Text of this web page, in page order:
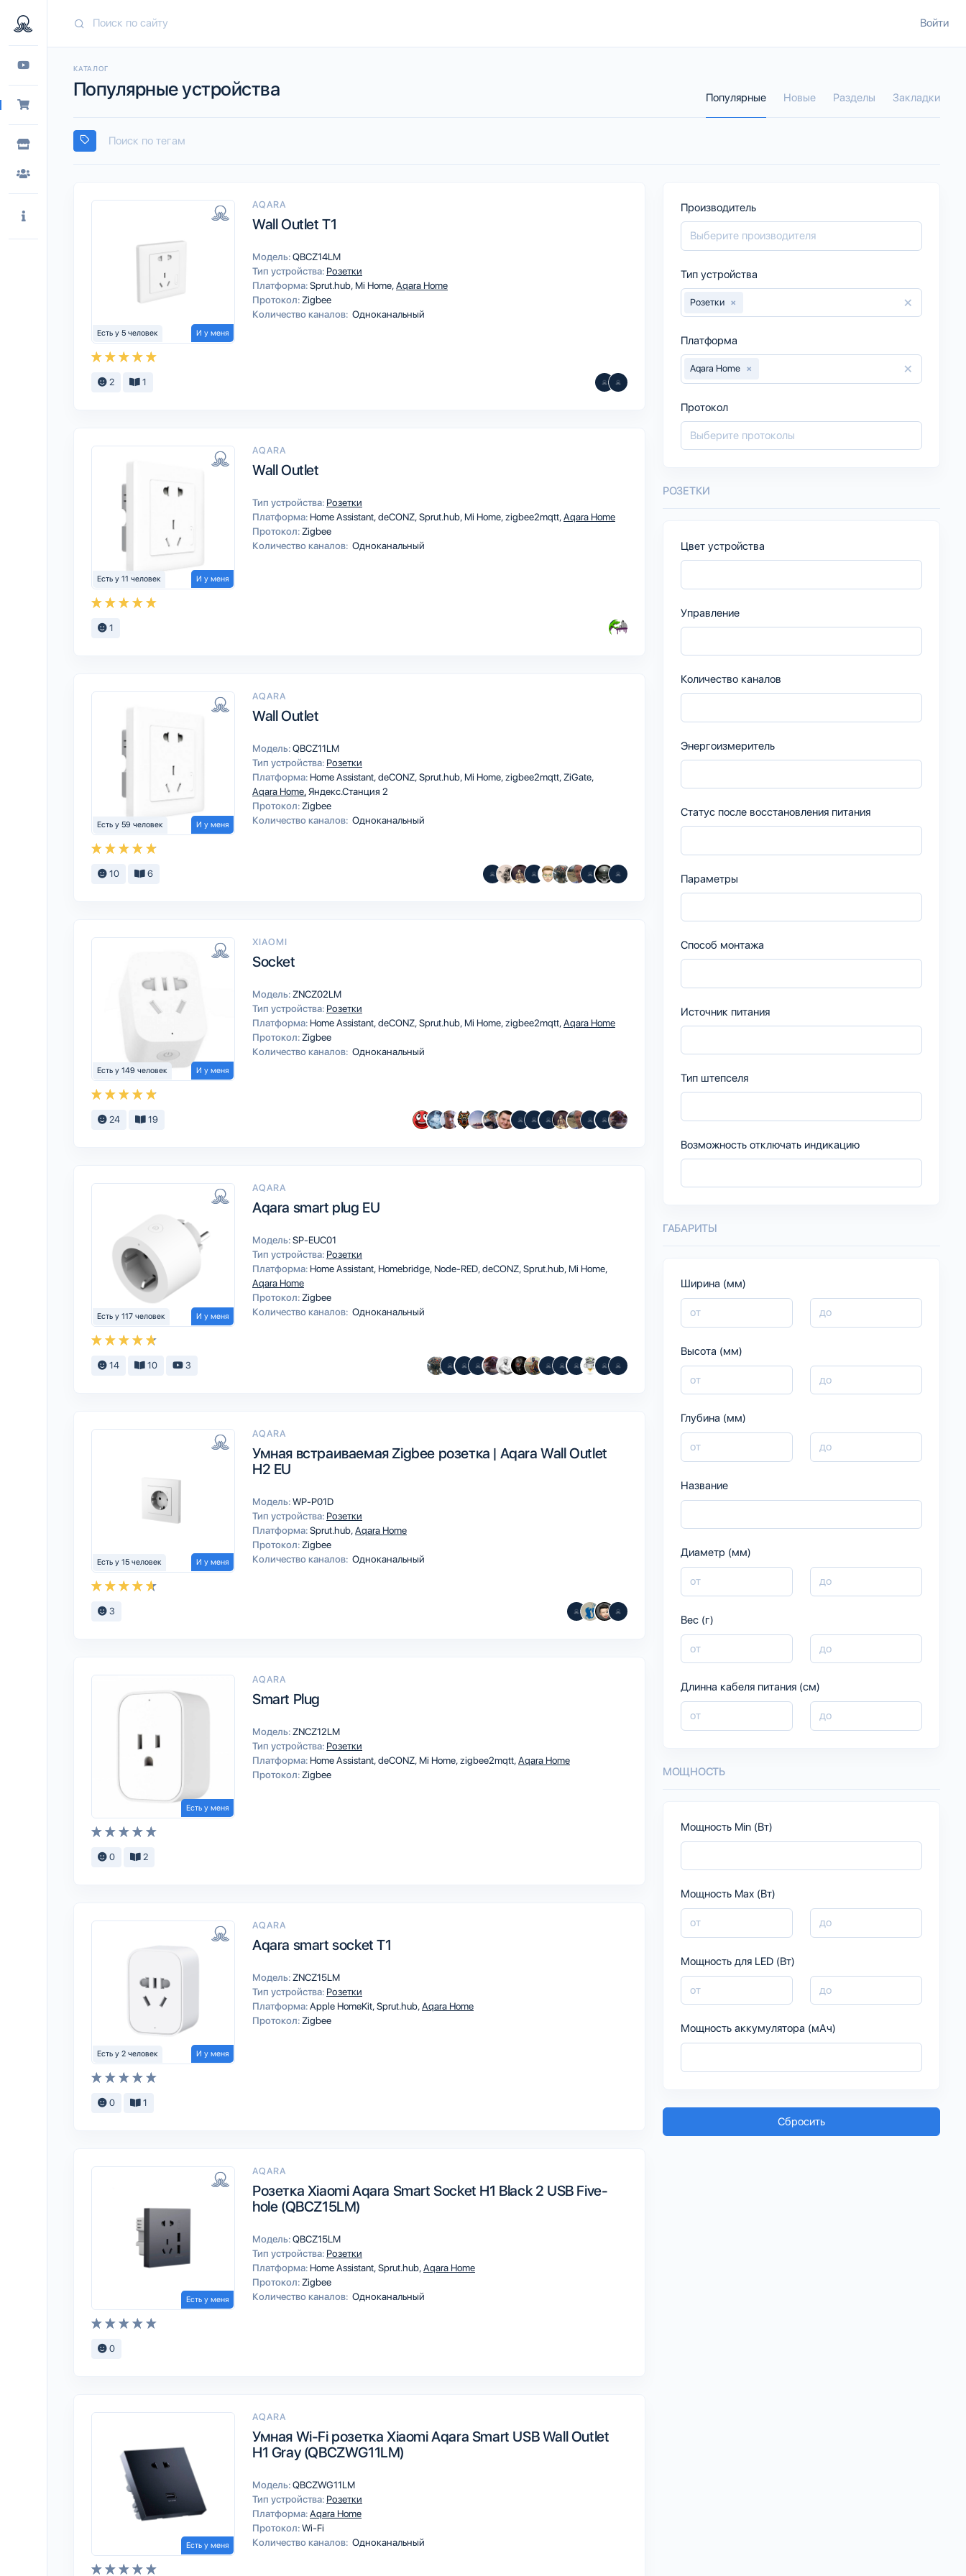
Войти
КАТАЛОГ
Популярные устройства Популярные Новые Разделы Закладки
Есть у 5 человек И у меня
AQARA
Wall Outlet T1
Модель:QBCZ14LM
Тип устройства: Розетки
Платформа:Sprut.hub Mi HomeAqara Home
Протокол: Zigbee
Количество каналов: Одноканальный
2 1
Есть у 11 человек И у меня
AQARA
Wall Outlet
Тип устройства: Розетки
Платформа: Home AssistantdeCONZSprut.hub Mi Homezigbee2mqttAqara Home
Протокол: Zigbee
Количество каналов: Одноканальный
1
Есть у 59 человек И у меня
AQARA
Wall Outlet
Модель:QBCZ11LM
Тип устройства: Розетки
Платформа: Home AssistantdeCONZSprut.hub Mi Homezigbee2mqtt ZiGate
Aqara HomeЯндекс.Станция 2
Протокол: Zigbee
Количество каналов: Одноканальный
10 6
Есть у 149 человек И у меня
XIAOMI
Socket
Модель: ZNCZ02LM
Тип устройства: Розетки
Платформа: Home AssistantdeCONZSprut.hub Mi Homezigbee2mqttAqara Home
Протокол: Zigbee
Количество каналов: Одноканальный
24 19
Есть у 117 человек И у меня
AQARA
Aqara smart plug EU
Модель:SP-EUC01
Тип устройства: Розетки
Платформа: Home Assistant Homebridge Node-REDdeCONZSprut.hub Mi Home
Aqara Home
Протокол: Zigbee
Количество каналов: Одноканальный
14 10 3
Есть у 15 человек И у меня
AQARA
Умная встраиваемая Zigbee розетка | Aqara Wall Outlet
H2 EU
Модель:WP-P01D
Тип устройства: Розетки
Платформа:Sprut.hubAqara Home
Протокол: Zigbee
Количество каналов: Одноканальный
3
Есть у меня
AQARA
Smart Plug
Модель: ZNCZ12LM
Тип устройства: Розетки
Платформа: Home AssistantdeCONZ Mi Homezigbee2mqttAqara Home
Протокол: Zigbee
0 2
Есть у 2 человек И у меня
AQARA
Aqara smart socket T1
Модель: ZNCZ15LM
Тип устройства: Розетки
Платформа:Apple HomeKitSprut.hubAqara Home
Протокол: Zigbee
0 1
Есть у меня
AQARA
Розетка Xiaomi Aqara Smart Socket H1 Black 2 USB Five-
hole (QBCZ15LM)
Модель:QBCZ15LM
Тип устройства: Розетки
Платформа: Home AssistantSprut.hubAqara Home
Протокол: Zigbee
Количество каналов: Одноканальный
0
Есть у меня
AQARA
Умная Wi-Fi розетка Xiaomi Aqara Smart USB Wall Outlet
H1 Gray (QBCZWG11LM)
Модель:QBCZWG11LM
Тип устройства: Розетки
Платформа:Aqara Home
Протокол:Wi-Fi
Количество каналов: Одноканальный
Производитель
Тип устройства
×
×
Розетки
Платформа
×
×
Aqara Home
Протокол
РОЗЕТКИ
Цвет устройства
Управление
Количество каналов
Энергоизмеритель
Статус после восстановления питания
Параметры
Способ монтажа
Источник питания
Тип штепселя
Возможность отключать индикацию
ГАБАРИТЫ
Ширина (мм)
Высота (мм)
Глубина (мм)
Название
Диаметр (мм)
Вес (г)
Длинна кабеля питания (см)
МОЩНОСТЬ
Мощность Min (Вт)
Мощность Max (Вт)
Мощность для LED (Вт)
Мощность аккумулятора (мАч)
Сбросить